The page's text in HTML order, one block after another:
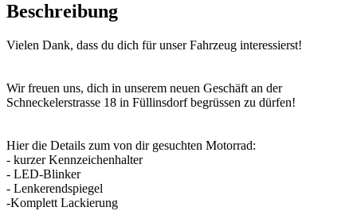
Beschreibung
Vielen Dank, dass du dich für unser Fahrzeug interessierst!
Wir freuen uns, dich in unserem neuen Geschäft an der
Schneckelerstrasse 18 in Füllinsdorf begrüssen zu dürfen!
Hier die Details zum von dir gesuchten Motorrad:
- kurzer Kennzeichenhalter
- LED-Blinker
- Lenkerendspiegel
-Komplett Lackierung